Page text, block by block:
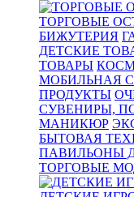
ТОРГОВЫЕ
БИЖУТЕРИЯ
ДЕТСКИЕ
ТОВАРЫ
МОБИЛЬНАЯ
ПРОДУКТЫ
СУВЕНИРЫ,
МАНИКЮР
БЫТОВАЯ
ПАВИЛЬОНЫ
ТОРГОВЫЕ